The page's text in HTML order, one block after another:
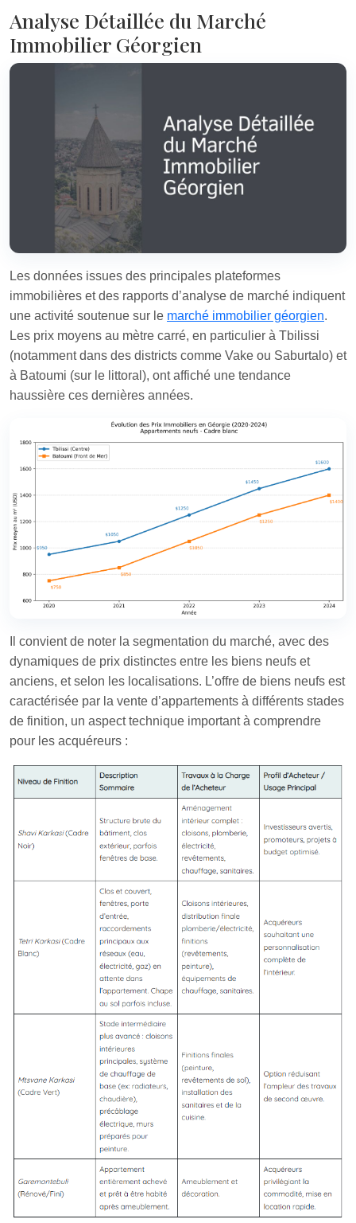
Analyse Détaillée du Marché
Immobilier Géorgien
Les données issues des principales plateformes
immobilières et des rapports d’analyse de marché indiquent
une activité soutenue sur le marché immobilier géorgien.
Les prix moyens au mètre carré, en particulier à Tbilissi
(notamment dans des districts comme Vake ou Saburtalo) et
à Batoumi (sur le littoral), ont affiché une tendance
haussière ces dernières années.
Il convient de noter la segmentation du marché, avec des
dynamiques de prix distinctes entre les biens neufs et
anciens, et selon les localisations. L’offre de biens neufs est
caractérisée par la vente d’appartements à différents stades
de finition, un aspect technique important à comprendre
pour les acquéreurs :